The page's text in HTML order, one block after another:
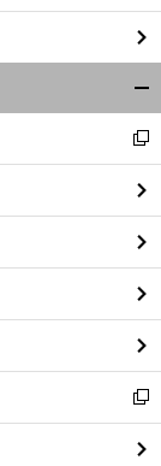
閉
る
新
し
い
ウ
ィ
ン
ド
ウ
で
開
く
新
し
い